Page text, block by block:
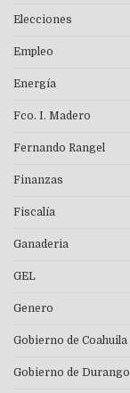
Elecciones
Empleo
Energía
Fco. I. Madero
Fernando Rangel
Finanzas
Fiscalía
Ganaderia
GEL
Genero
Gobierno de Coahuila
Gobierno de Durango